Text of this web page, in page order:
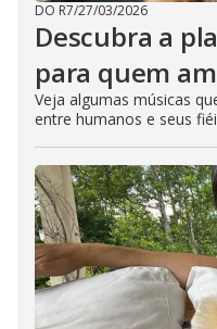
DO R7/27/03/2026
Descubra a
para quem
Veja algumas músicas
entre humanos e seus